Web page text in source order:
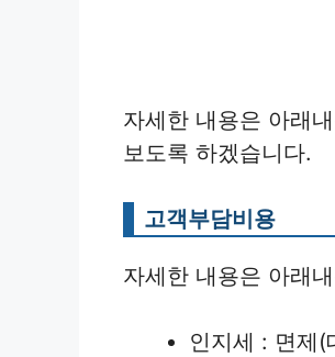
자세한 내용은 아래
보도록 하겠습니다.
고객부담비용
자세한 내용은 아래
인지세 : 면제(